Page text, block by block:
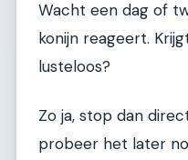
Wacht een dag of
konijn reageert.
lusteloos?
Zo ja, stop dan
probeer het later